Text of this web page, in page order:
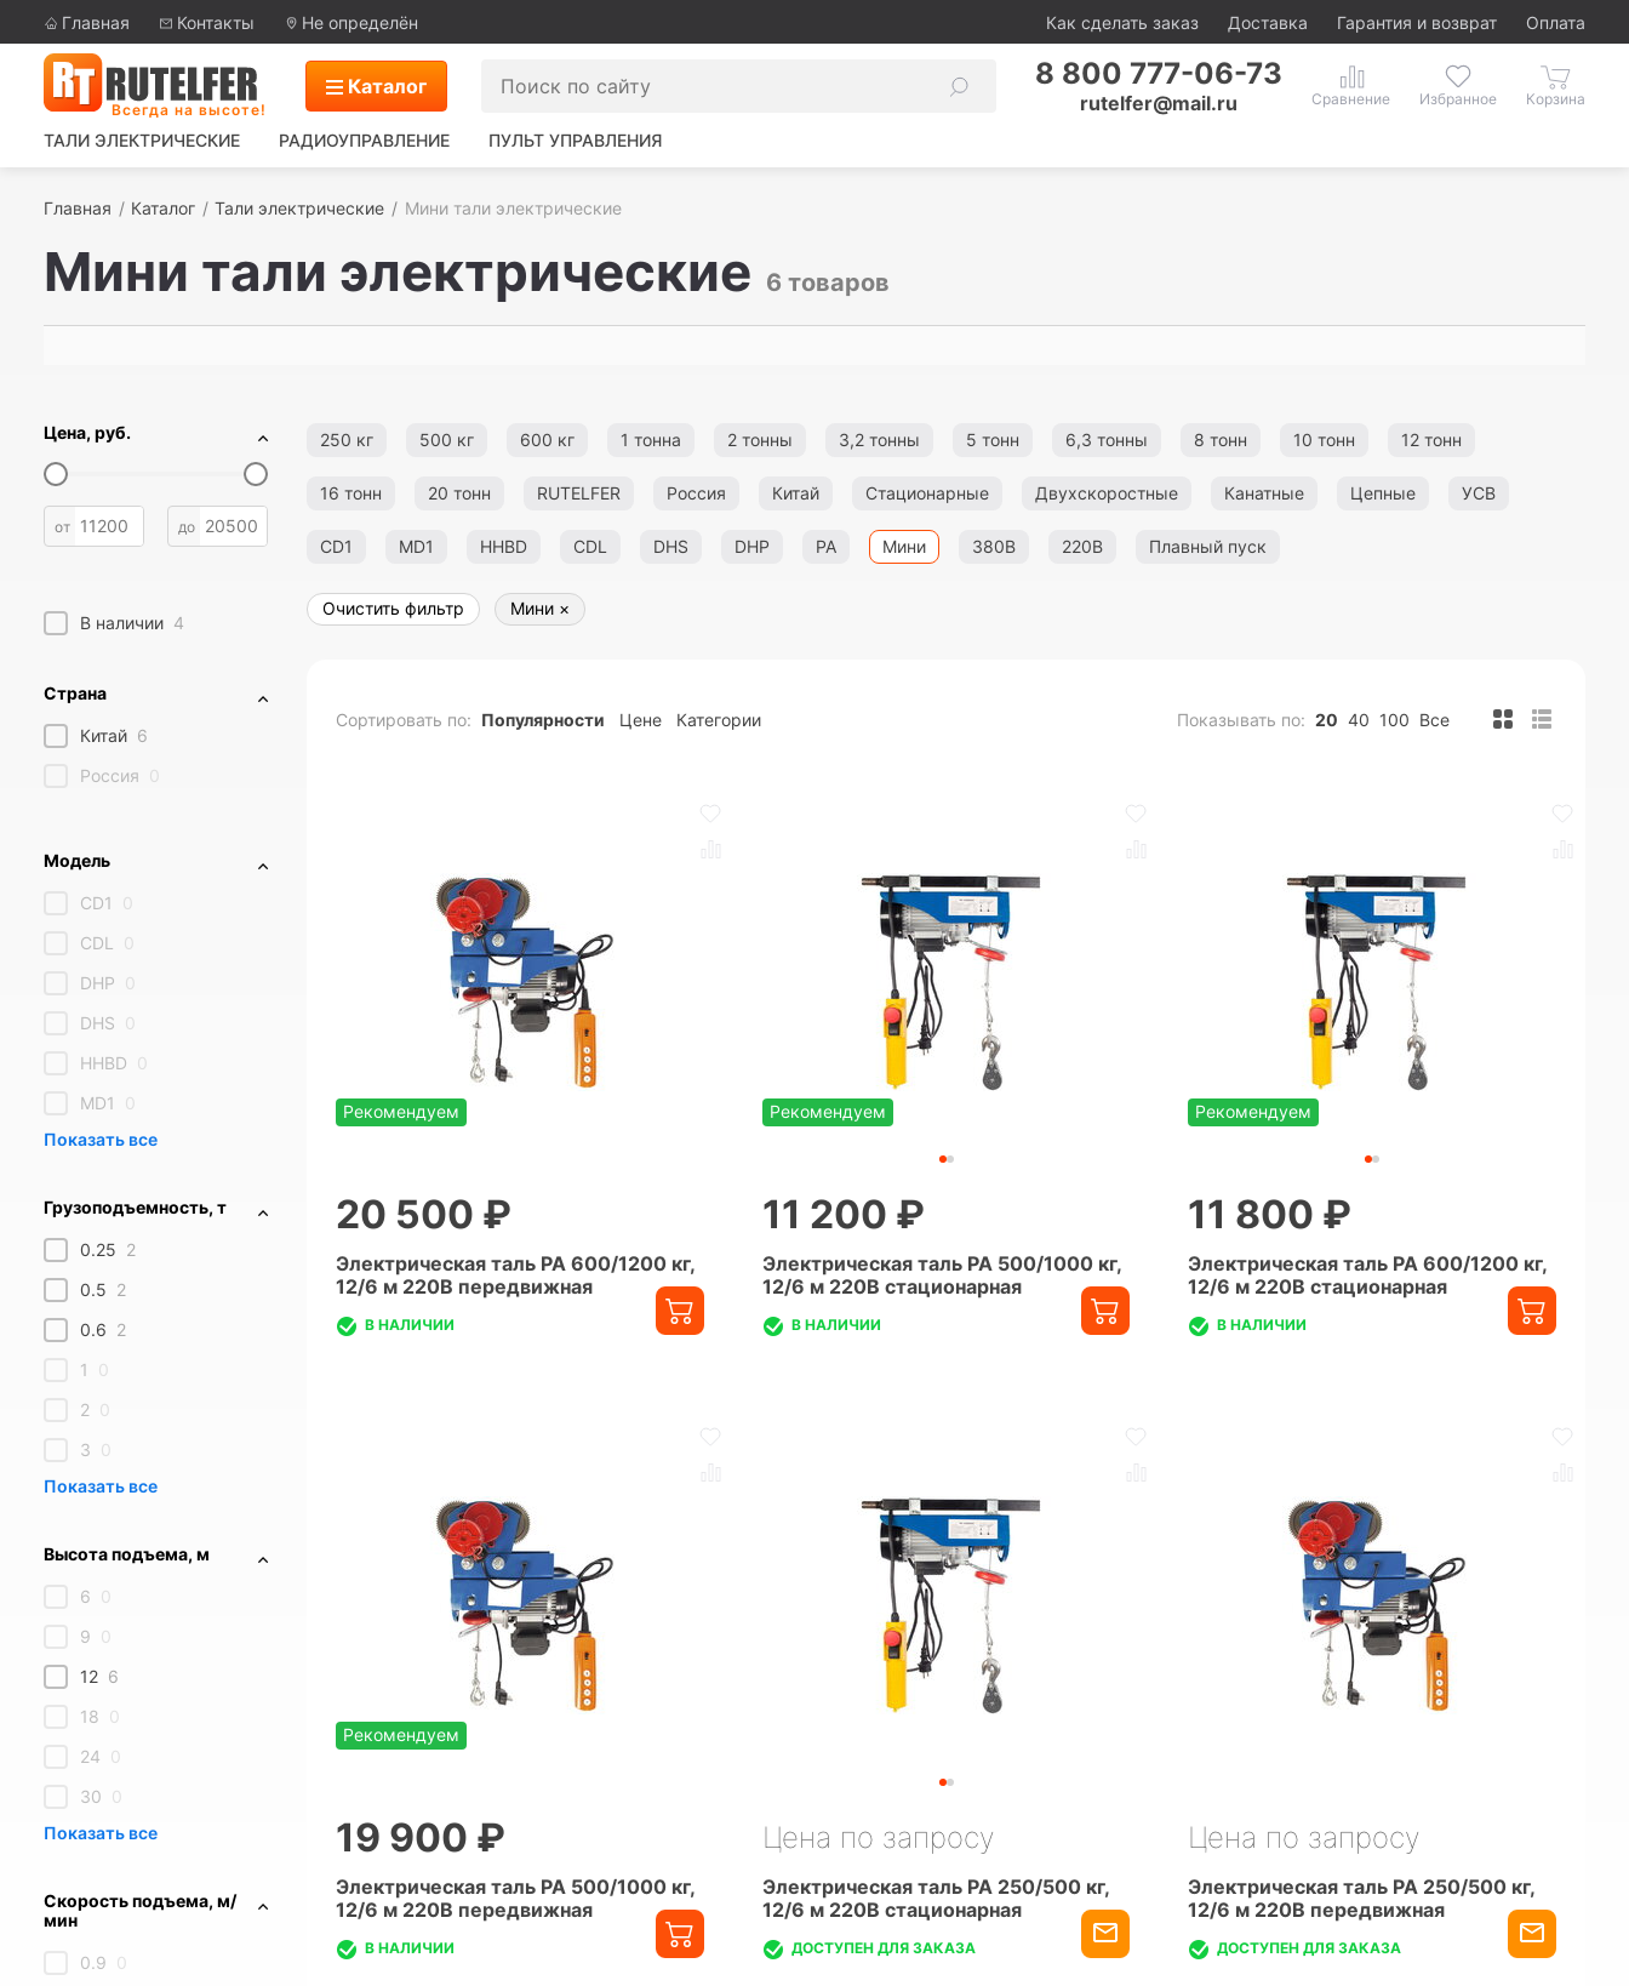
Главная Контакты Не определён Как сделать заказ Доставка Гарантия и возврат Оплата
Всегда на высоте!
Каталог 8 800 777-06-73
rutelfer@mail.ru
ТАЛИ ЭЛЕКТРИЧЕСКИЕ РАДИОУПРАВЛЕНИЕ ПУЛЬТ УПРАВЛЕНИЯ
Главная Каталог Тали электрические Мини тали электрические
Мини тали электрические 6 товаров
Цена, руб.
от до
В наличии 4
Страна
Китай 6
Россия 0
Модель
CD1
0
CDL
0
DHP 0
DHS 0
HHBD 0
MD1
0
Грузоподъемность, т
0.25 2
0.5 2
0.6 2
1
0
2 0
3 0
Высота подъема, м
6 0
9 0
12 6
18 0
24 0
30 0
Скорость подъема, м/
мин
0.9 0
250 кг 500 кг 600 кг 1 тонна 2 тонны 3,2 тонны 5 тонн 6,3 тонны 8 тонн 10 тонн 12 тонн
16 тонн 20 тонн RUTELFER Россия Китай Стационарные Двухскоростные Канатные Цепные УСВ
CD1 MD1 HHBD CDL DHS DHP PA Мини 380В 220В Плавный пуск
Очистить фильтр Мини ×
Сортировать по: Популярности Цене Категории Показывать по: 20 40 100 Все
Электрическая таль PA 600/1200 кг,
12/6 м 220В передвижная
Рекомендуем
В НАЛИЧИИ
20 500 ₽
Электрическая таль PA 500/1000 кг,
12/6 м 220В стационарная
Рекомендуем
В НАЛИЧИИ
11 200 ₽
Электрическая таль PA 600/1200 кг,
12/6 м 220В стационарная
Рекомендуем
В НАЛИЧИИ
11 800 ₽
Электрическая таль PA 500/1000 кг,
12/6 м 220В передвижная
Рекомендуем
В НАЛИЧИИ
19 900 ₽
Электрическая таль PA 250/500 кг,
12/6 м 220В стационарная
ДОСТУПЕН ДЛЯ ЗАКАЗА
Цена по запросу
Электрическая таль PA 250/500 кг,
12/6 м 220В передвижная
ДОСТУПЕН ДЛЯ ЗАКАЗА
Цена по запросу